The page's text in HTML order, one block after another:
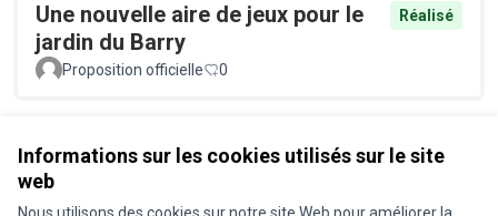
Informations sur les cookies utilisés sur le site
web
Une nouvelle aire de jeux pour le
jardin du Barry
Réalisé
Proposition officielle 0